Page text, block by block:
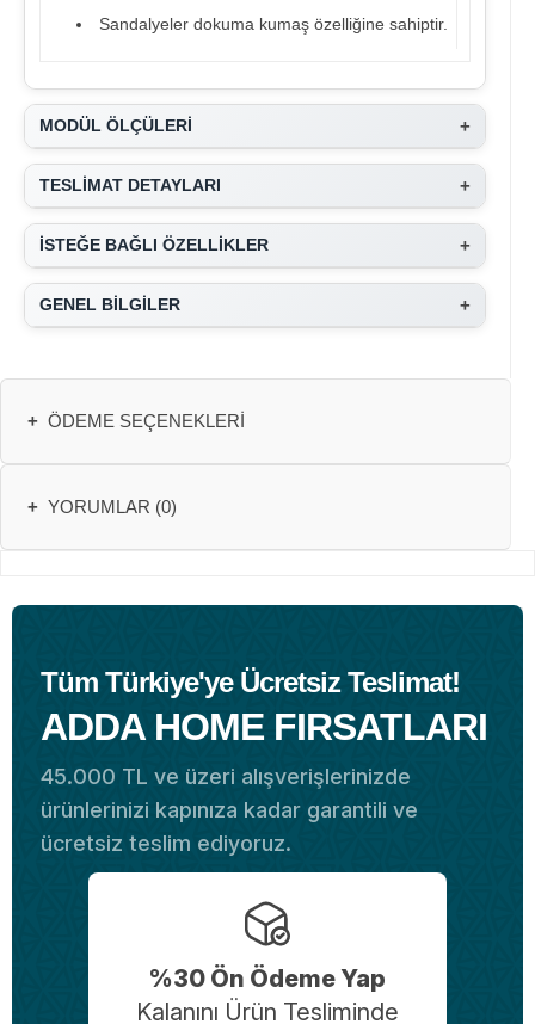
Sandalyeler dokuma kumaş özelliğine sahiptir.
MODÜL ÖLÇÜLERİ +
TESLİMAT DETAYLARI +
İSTEĞE BAĞLI ÖZELLİKLER +
GENEL BİLGİLER +
+ ÖDEME SEÇENEKLERI
+ YORUMLAR (0)
Tüm Türkiye'ye Ücretsiz Teslimat!
ADDA HOME FIRSATLARI
45.000 TL ve üzeri alışverişlerinizde
ürünlerinizi kapınıza kadar garantili ve
ücretsiz teslim ediyoruz.
%30 Ön Ödeme Yap
Kalanını Ürün Tesliminde